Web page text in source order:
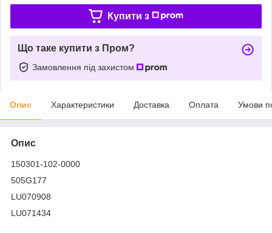
Купити з
Що таке купити з Пром?
Замовлення під захистом
Опис Характеристики Доставка Оплата Умови
Опис
150301-102-0000
505G177
LU070908
LU071434